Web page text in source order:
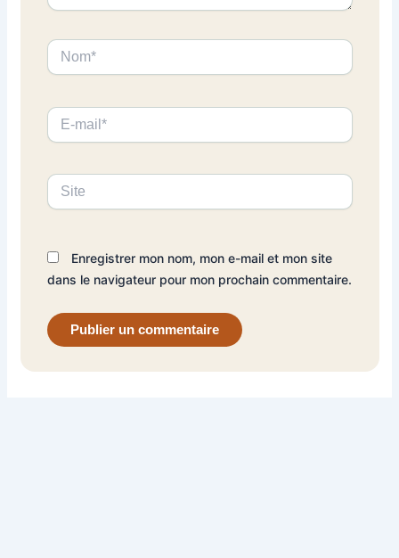
Nom*
E-
mail*
Site
Enregistrer mon nom, mon e-mail et mon site
dans le navigateur pour mon prochain commentaire.